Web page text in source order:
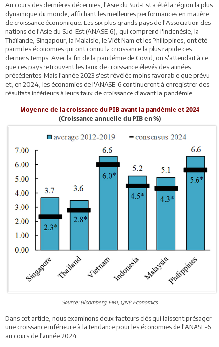
Au cours des dernières décennies, l'Asie du Sud-Est a été la région la plus
dynamique du monde, affichant les meilleures performances en matière
de croissance économique. Les six plus grands pays de l'Association des
nations de l'Asie du Sud-Est (ANASE-6), qui comprend l'Indonésie, la
Thaïlande, Singapour, la Malaisie, le Viêt Nam et les Philippines, ont été
parmi les économies qui ont connu la croissance la plus rapide ces
derniers temps. Avec la fin de la pandémie de Covid, on s'attendait à ce
que ces pays retrouvent les taux de croissance élevés des années
précédentes. Mais l'année 2023 s'est révélée moins favorable que prévu
et, en 2024, les économies de l'ANASE-6 continueront à enregistrer des
résultats inférieurs à leurs taux de croissance d'avant la pandémie.
Moyenne de la croissance du PIB avant la pandémie et 2024
(Croissance annuelle du PIB en %)
Source: Bloomberg, FMI, QNB Economics
Dans cet article, nous examinons deux facteurs clés qui laissent présager
une croissance inférieure à la tendance pour les économies de l'ANASE-6
au cours de l'année 2024.